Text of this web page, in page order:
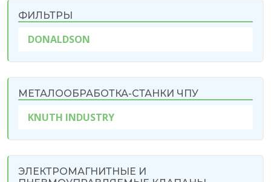
ФИЛЬТРЫ
DONALDSON
МЕТАЛООБРАБОТКА-СТАНКИ ЧПУ
KNUTH INDUSTRY
ЭЛЕКТРОМАГНИТНЫЕ И